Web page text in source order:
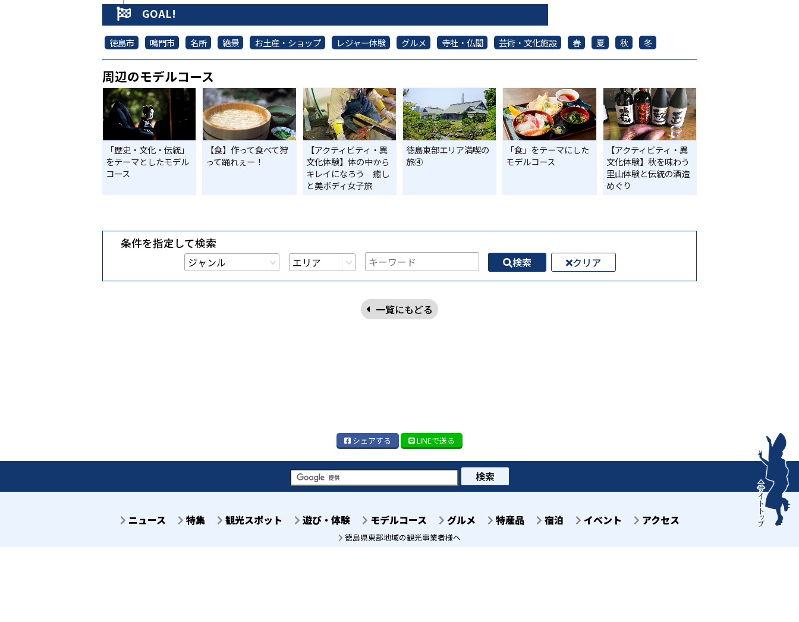
GOAL!
徳島市 鳴門市 名所 絶景 お土産・ショップ レジャー体験 グルメ 寺社・仏閣 芸術・文化施設 春 夏 秋 冬
周辺のモデルコース
「歴史・文化・伝統」
をテーマとしたモデル
コース
【食】作って食べて狩
って踊れぇー！
【アクティビティ・異
文化体験】体の中から
キレイになろう 癒し
と美ボディ女子旅
徳島東部エリア満喫の
旅④
「食」をテーマにした
モデルコース
【アクティビティ・異
文化体験】秋を味わう
里山体験と伝統の酒造
めぐり
条件を指定して検索
検索 クリア
一覧にもどる
シェアする LINEで送る
検索
ニュース 特集 観光スポット 遊び・体験 モデルコース グルメ 特産品 宿泊 イベント アクセス
徳島県東部地域の観光事業者様へ